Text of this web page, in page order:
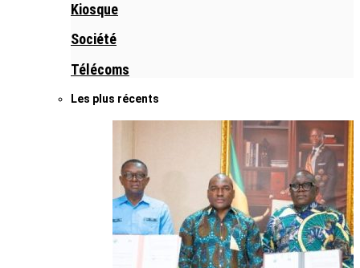
Kiosque
Société
Télécoms
Les plus récents